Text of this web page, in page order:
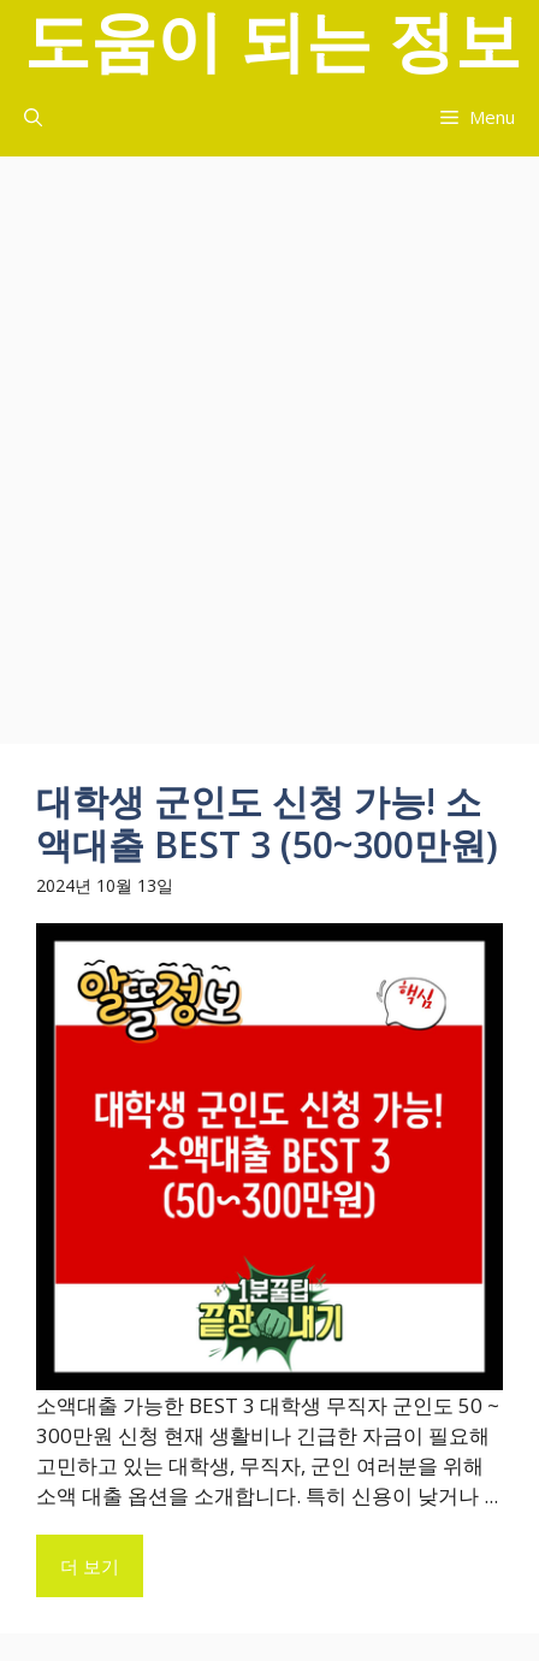
너
도움이 되는 정보
Menu
대학생 군인도 신청 가능! 소
액대출 BEST 3 (50~300만원)
2024년 10월 13일
소액대출 가능한 BEST 3 대학생 무직자 군인도 50 ~
300만원 신청 현재 생활비나 긴급한 자금이 필요해
고민하고 있는 대학생, 무직자, 군인 여러분을 위해
소액 대출 옵션을 소개합니다. 특히 신용이 낮거나 ...
더 보기